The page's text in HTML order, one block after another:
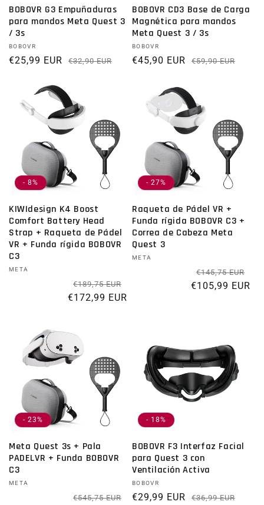
BOBOVR G3 Empuñaduras
para mandos Meta Quest 3
/ 3s
Proveedor:
BOBOVR
Precio habitual
€32,90 EUR Precio de oferta
€25,99 EUR
BOBOVR CD3 Base de Carga
Magnética para mandos
Meta Quest 3 / 3s
Proveedor:
BOBOVR
€59,90 EUR
€45,90 EUR
- 8%
KIWIdesign K4 Boost
Comfort Battery Head
Strap + Raqueta de Pádel
VR + Funda rígida BOBOVR
C3
Proveedor:
META
Precio habitual
€189,75 EUR
Precio de oferta
€172,99 EUR
- 27%
Raqueta de Pádel VR +
Funda rígida BOBOVR C3 +
Correa de Cabeza Meta
Quest 3
Proveedor:
META
€145,75 EUR
€105,99 EUR
- 23%
Meta Quest 3s + Pala
PADELVR + Funda BOBOVR
C3
Proveedor:
META
Precio habitual
€545,75 EUR
Precio de oferta
- 18%
BOBOVR F3 Interfaz Facial
para Quest 3 con
Ventilación Activa
Proveedor:
BOBOVR
€36,99 EUR
€29,99 EUR